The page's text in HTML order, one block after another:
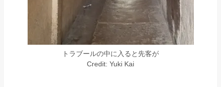
トラブールの中に入ると先客が
Credit: Yuki Kai